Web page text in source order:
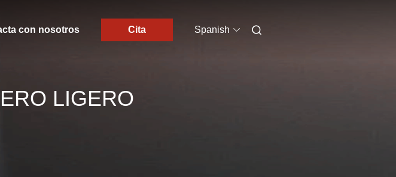
con nosotros Cita Spanish
LIGERO